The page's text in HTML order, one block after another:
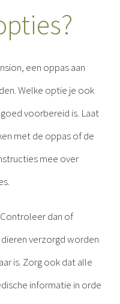
een oppas aan
Welke optie je ook
voorbereid is. Laat
met de oppas of de
mee over
dan of
verzorgd worden
is. Zorg ook dat alle
informatie in orde